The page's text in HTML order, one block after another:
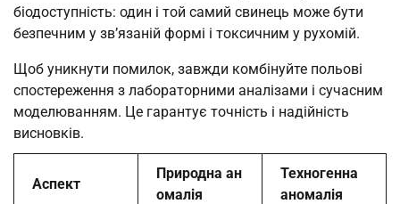
біодоступність: один і той самий свинець може бути
безпечним у зв’язаній формі і токсичним у рухомій.
Щоб уникнути помилок, завжди комбінуйте польові
спостереження з лабораторними аналізами і сучасним
моделюванням. Це гарантує точність і надійність
висновків.
Аспект
Природна ан
омалія
Техногенна
аномалія